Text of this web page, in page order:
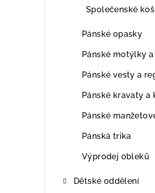
Společenské
Pánské opasky
Pánské motýlky
Pánské vesty a
Pánské kravaty a
Pánské
Pánská trika
Výprodej obleků
Dětské oddělení